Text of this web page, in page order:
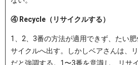
④ Recycle（リサイクルする）
1、2、3番の方法が適用できず、たい
サイクルへ出す。しかしベアさんは、
だと強調する。1〜3番を意識し、リサ